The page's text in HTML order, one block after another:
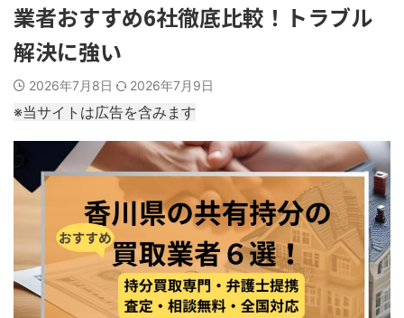
業者おすすめ6社徹底比較！トラブル
解決に強い
2026年7月8日 2026年7月9日
※当サイトは広告を含みます